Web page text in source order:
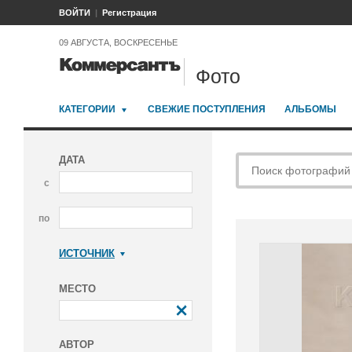
ВОЙТИ Регистрация
09 АВГУСТА, ВОСКРЕСЕНЬЕ
Фото
КАТЕГОРИИ СВЕЖИЕ ПОСТУПЛЕНИЯ АЛЬБОМЫ
ДАТА
с
по
ИСТОЧНИК
МЕСТО
АВТОР